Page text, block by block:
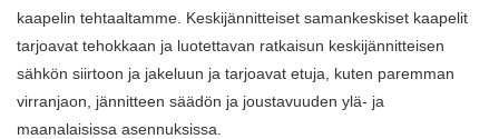
kaapelin tehtaaltamme. Keskijännitteiset samankeskiset kaapelit
tarjoavat tehokkaan ja luotettavan ratkaisun keskijännitteisen
sähkön siirtoon ja jakeluun ja tarjoavat etuja, kuten paremman
virranjaon, jännitteen säädön ja joustavuuden ylä- ja
maanalaisissa asennuksissa.